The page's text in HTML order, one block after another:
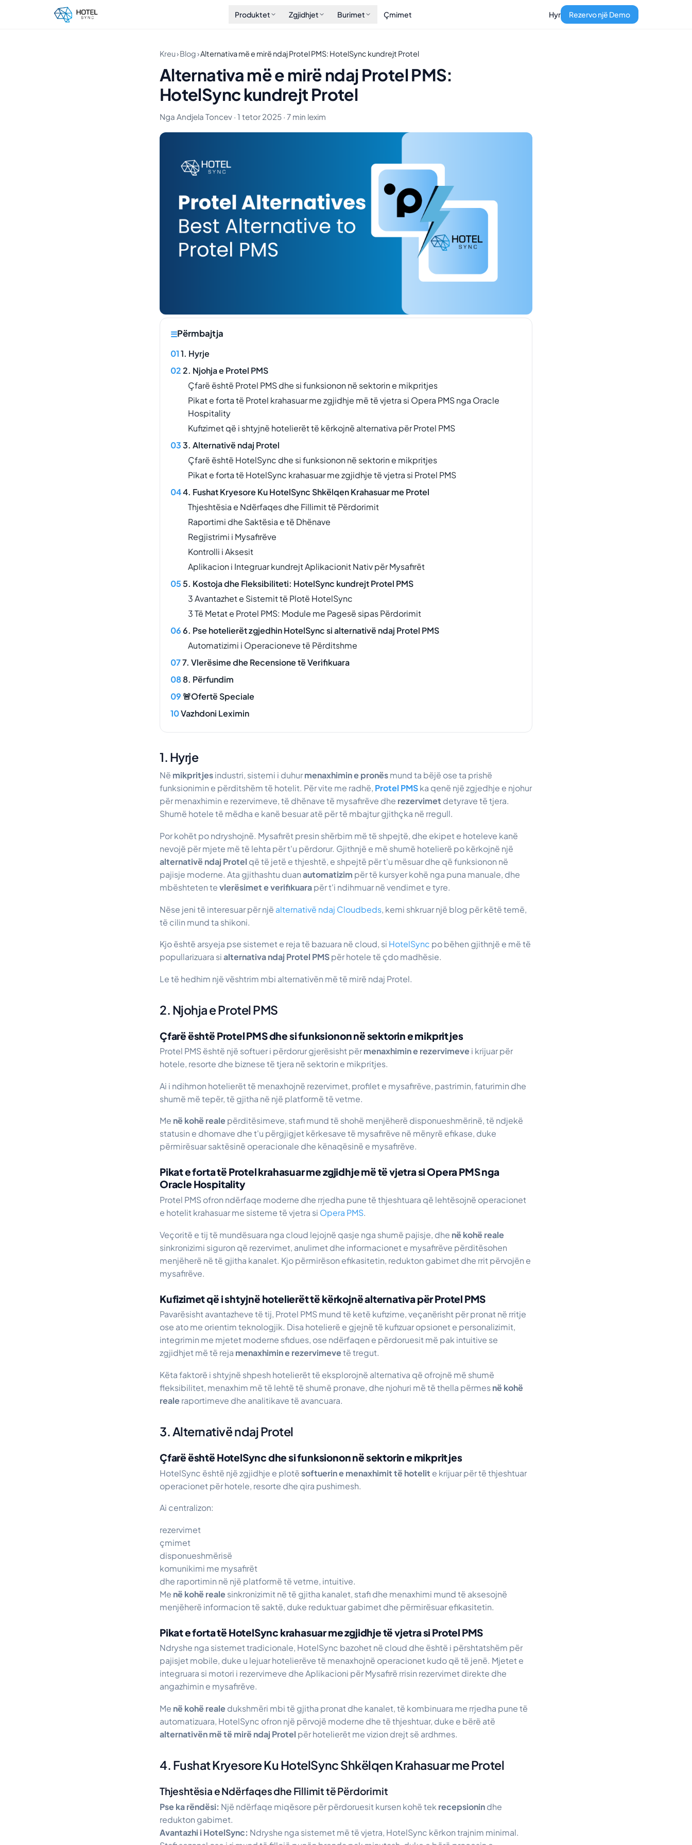
Produktet Zgjidhjet Burimet Çmimet Hyr Rezervo një Demo
Kreu›Blog›Alternativa më e mirë ndaj Protel PMS: HotelSync kundrejt Protel
Alternativa më e mirë ndaj Protel PMS:
HotelSync kundrejt Protel
Nga Andjela Toncev · 1 tetor 2025 · 7 min lexim
Përmbajtja
1. Hyrje
2. Njohja e Protel PMS
Çfarë është Protel PMS dhe si funksionon në sektorin e mikpritjes
Pikat e forta të Protel krahasuar me zgjidhje më të vjetra si Opera PMS nga Oracle
Hospitality
Kufizimet që i shtyjnë hotelierët të kërkojnë alternativa për Protel PMS
3. Alternativë ndaj Protel
Çfarë është HotelSync dhe si funksionon në sektorin e mikpritjes
Pikat e forta të HotelSync krahasuar me zgjidhje të vjetra si Protel PMS
4. Fushat Kryesore Ku HotelSync Shkëlqen Krahasuar me Protel
Thjeshtësia e Ndërfaqes dhe Fillimit të Përdorimit
Raportimi dhe Saktësia e të Dhënave
Regjistrimi i Mysafirëve
Kontrolli i Aksesit
Aplikacion i Integruar kundrejt Aplikacionit Nativ për Mysafirët
5. Kostoja dhe Fleksibiliteti: HotelSync kundrejt Protel PMS
3 Avantazhet e Sistemit të Plotë HotelSync
3 Të Metat e Protel PMS: Module me Pagesë sipas Përdorimit
6. Pse hotelierët zgjedhin HotelSync si alternativë ndaj Protel PMS
Automatizimi i Operacioneve të Përditshme
7. Vlerësime dhe Recensione të Verifikuara
8. Përfundim
🚨Ofertë Speciale
Vazhdoni Leximin
1. Hyrje
Në mikpritjesindustri, sistemi i duhurmenaxhimin e pronësmund ta bëjë ose ta prishë
funksionimin e përditshëm të hotelit. Për vite me radhë, Protel PMSka qenë një zgjedhje e njohur
për menaxhimin e rezervimeve, të dhënave të mysafirëve dhe rezervimet detyrave të tjera.
Shumë hotele të mëdha e kanë besuar atë për të mbajtur gjithçka në rregull.
Por kohët po ndryshojnë. Mysafirët presin shërbim më të shpejtë, dhe ekipet e hoteleve kanë
nevojë për mjete më të lehta për t'u përdorur. Gjithnjë e më shumë hotelierë po kërkojnë një
alternativë ndaj Protel që të jetë e thjeshtë, e shpejtë për t'u mësuar dhe që funksionon në
pajisje moderne. Ata gjithashtu duanautomatizim për të kursyer kohë nga puna manuale, dhe
mbështeten tevlerësimet e verifikuarapër t'i ndihmuar në vendimet e tyre.
Nëse jeni të interesuar për një alternativë ndaj Cloudbeds, kemi shkruar një blog për këtë temë,
të cilin mund ta shikoni.
Kjo është arsyeja pse sistemet e reja të bazuara në cloud, si HotelSync po bëhen gjithnjë e më të
popullarizuara sialternativa ndaj Protel PMSpër hotele të çdo madhësie.
Le të hedhim një vështrim mbi alternativën më të mirë ndaj Protel.
2. Njohja e Protel PMS
Çfarë është Protel PMS dhe si funksionon në sektorin e mikpritjes
Protel PMS është një softuer i përdorur gjerësisht përmenaxhimin e rezervimeve i krijuar për
hotele, resorte dhe biznese të tjera në sektorin e mikpritjes.
Ai i ndihmon hotelierët të menaxhojnë rezervimet, profilet e mysafirëve, pastrimin, faturimin dhe
shumë më tepër, të gjitha në një platformë të vetme.
Me në kohë reale përditësimeve, stafi mund të shohë menjëherë disponueshmërinë, të ndjekë
statusin e dhomave dhe t'u përgjigjet kërkesave të mysafirëve në mënyrë efikase, duke
përmirësuar saktësinë operacionale dhe kënaqësinë e mysafirëve.
Pikat e forta të Protel krahasuar me zgjidhje më të vjetra si Opera PMS nga
Oracle Hospitality
Protel PMS ofron ndërfaqe moderne dhe rrjedha pune të thjeshtuara që lehtësojnë operacionet
e hotelit krahasuar me sisteme të vjetra si Opera PMS.
Veçoritë e tij të mundësuara nga cloud lejojnë qasje nga shumë pajisje, dhe në kohë reale
sinkronizimi siguron që rezervimet, anulimet dhe informacionet e mysafirëve përditësohen
menjëherë në të gjitha kanalet. Kjo përmirëson efikasitetin, redukton gabimet dhe rrit përvojën e
mysafirëve.
Kufizimet që i shtyjnë hotelierët të kërkojnë alternativa për Protel PMS
Pavarësisht avantazheve të tij, Protel PMS mund të ketë kufizime, veçanërisht për pronat në rritje
ose ato me orientim teknologjik. Disa hotelierë e gjejnë të kufizuar opsionet e personalizimit,
integrimin me mjetet moderne sfidues, ose ndërfaqen e përdoruesit më pak intuitive se
zgjidhjet më të reja menaxhimin e rezervimevetë tregut.
Këta faktorë i shtyjnë shpesh hotelierët të eksplorojnë alternativa që ofrojnë më shumë
fleksibilitet, menaxhim më të lehtë të shumë pronave, dhe njohuri më të thella përmesnë kohë
reale raportimeve dhe analitikave të avancuara.
3. Alternativë ndaj Protel
Çfarë është HotelSync dhe si funksionon në sektorin e mikpritjes
HotelSync është një zgjidhje e plotësoftuerin e menaxhimit të hotelit e krijuar për të thjeshtuar
operacionet për hotele, resorte dhe qira pushimesh.
Ai centralizon:
rezervimet
çmimet
disponueshmërisë
komunikimi me mysafirët
dhe raportimin në një platformë të vetme, intuitive.
Me në kohë reale sinkronizimit në të gjitha kanalet, stafi dhe menaxhimi mund të aksesojnë
menjëherë informacion të saktë, duke reduktuar gabimet dhe përmirësuar efikasitetin.
Pikat e forta të HotelSync krahasuar me zgjidhje të vjetra si Protel PMS
Ndryshe nga sistemet tradicionale, HotelSync bazohet në cloud dhe është i përshtatshëm për
pajisjet mobile, duke u lejuar hotelierëve të menaxhojnë operacionet kudo që të jenë. Mjetet e
integruara si motori i rezervimeve dhe Aplikacioni për Mysafirë rrisin rezervimet direkte dhe
angazhimin e mysafirëve.
Me në kohë reale dukshmëri mbi të gjitha pronat dhe kanalet, të kombinuara me rrjedha pune të
automatizuara, HotelSync ofron një përvojë moderne dhe të thjeshtuar, duke e bërë atë
alternativën më të mirë ndaj Protel për hotelierët me vizion drejt së ardhmes.
4. Fushat Kryesore Ku HotelSync Shkëlqen Krahasuar me Protel
Thjeshtësia e Ndërfaqes dhe Fillimit të Përdorimit
Pse ka rëndësi: Një ndërfaqe miqësore për përdoruesit kursen kohë tek recepsionindhe
redukton gabimet.
Avantazhi i HotelSync: Ndryshe nga sistemet më të vjetra, HotelSync kërkon trajnim minimal.